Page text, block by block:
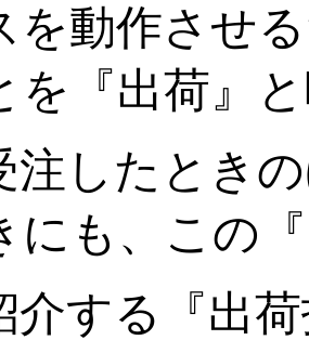
を動作させ
を『出荷』
注したとき
にも、この
介する『出